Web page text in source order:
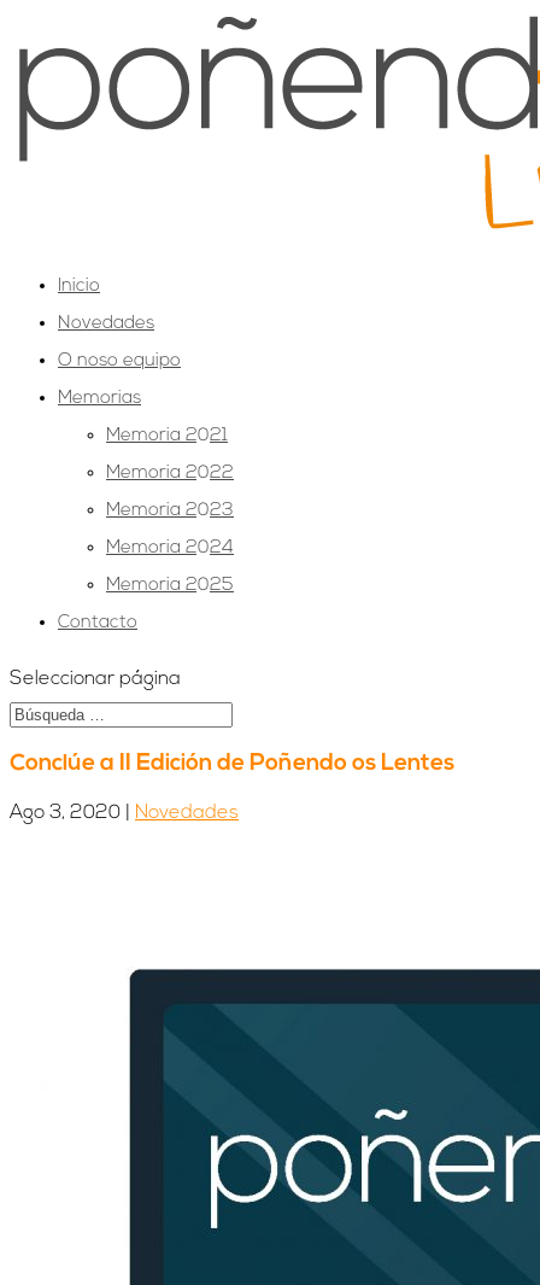
Inicio
Novedades
O noso equipo
Memorias
Memoria 2021
Memoria 2022
Memoria 2023
Memoria 2024
Memoria 2025
Contacto
Seleccionar página
Conclúe a II Edición de Poñendo os Lentes
Ago 3, 2020 Novedades